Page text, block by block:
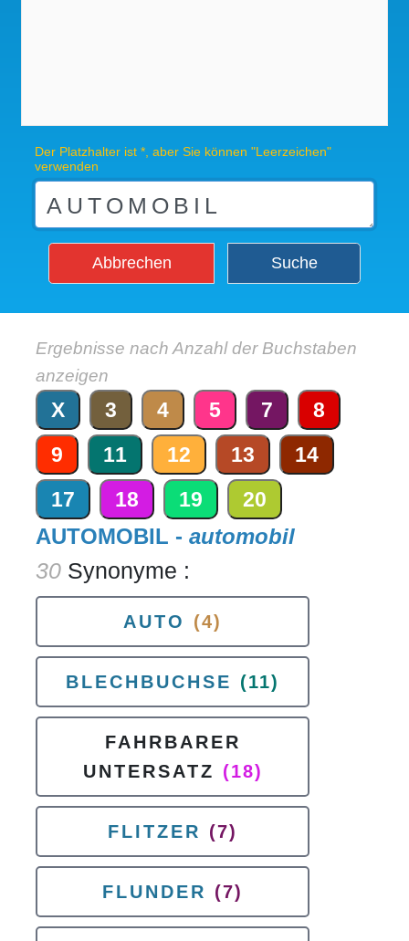
Der Platzhalter ist *, aber Sie können "Leerzeichen"
verwenden
Abbrechen Suche
Ergebnisse nach Anzahl der Buchstaben
anzeigen
X 3 4 5 7
8
9
11 12 13
14
17
18 19 20
AUTOMOBIL - automobil
30 Synonyme :
AUTO (4)
BLECHBUCHSE (11)
FAHRBARER
UNTERSATZ (18)
FLITZER (7)
FLUNDER (7)